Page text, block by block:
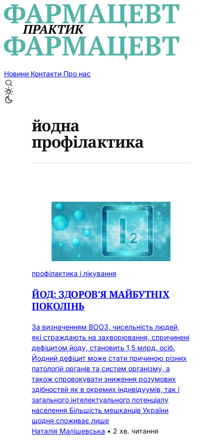
Новини Контакти Про нас
йодна
профілактика
профілактика і лікування
ЙОД: ЗДОРОВ'Я МАЙБУТНІХ
ПОКОЛІНЬ
За визначенням ВООЗ, чисельність людей,
які страждають на захворювання, спричинені
дефіцитом йоду, становить 1,5 млрд. осіб.
Йодний дефіцит може стати причиною різних
патологій органів та систем організму, а
також спровокувати зниження розумових
здібностей як в окремих індивідуумів, так і
загального інтелектуального потенціалу
населення Більшість мешканців України
щодня споживає лише
Наталія Малішевська • 2 хв. читання